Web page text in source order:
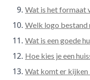
Wat is het formaat
Welk logo bestand
Wat is een goede
Hoe kies je een
Wat komt er kijken